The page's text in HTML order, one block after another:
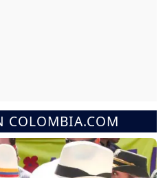
COLOMBIA.COM